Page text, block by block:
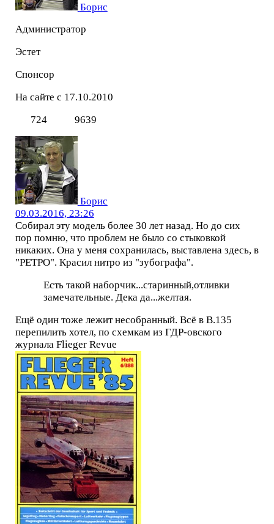
Борис
Администратор
Эстет
Спонсор
На сайте с 17.10.2010
724
9639
Борис
09.03.2016, 23:26
Собирал эту модель более 30 лет назад. Но до сих
пор помню, что проблем не было со стыковкой
никаких. Она у меня сохранилась, выставлена здесь, в
"РЕТРО". Красил нитро из "зубографа".
Есть такой наборчик...старинный,отливки
замечательные. Дека да...желтая.
Ещё один тоже лежит несобранный. Всё в В.135
перепилить хотел, по схемкам из ГДР-овского
журнала Flieger Revue